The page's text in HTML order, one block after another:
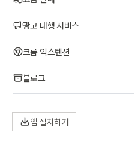
광고 대행 서비스
크롬 익스텐션
블로그
앱 설치하기